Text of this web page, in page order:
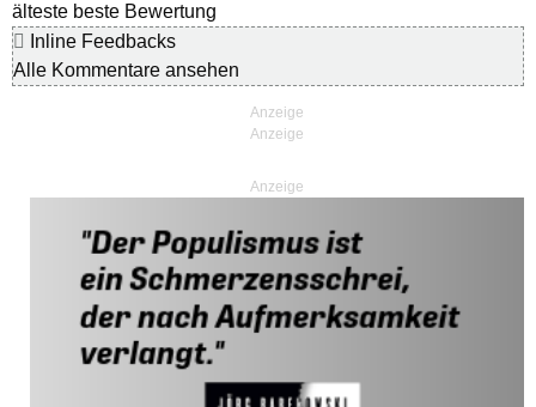
älteste beste Bewertung
Inline Feedbacks
Alle Kommentare ansehen
Anzeige